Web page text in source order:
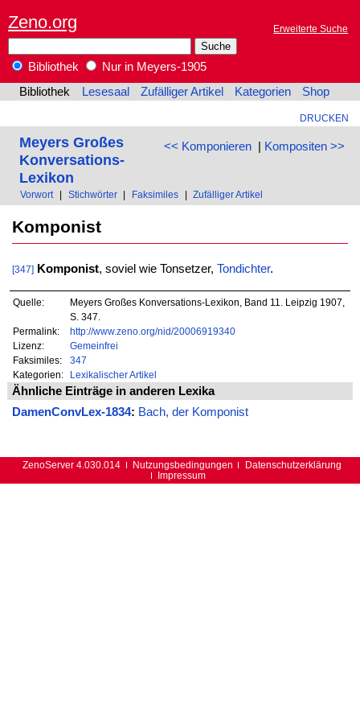
Zeno.org Erweiterte Suche
Bibliothek
Nur in Meyers-1905
Bibliothek
Lesesaal Zufälliger Artikel Kategorien Shop
DRUCKEN
<< Komponieren| Kompositen >>
Meyers Großes
Konversations-
Lexikon
Vorwort Stichwörter Faksimiles Zufälliger Artikel
Komponist
[347] Komponist, soviel wie Tonsetzer, Tondichter.
Quelle:
Meyers Großes Konversations-Lexikon, Band 11. Leipzig 1907,
S. 347.
Permalink:
http://www.zeno.org/nid/20006919340
Lizenz:
Gemeinfrei
Faksimiles:
347
Kategorien:
Lexikalischer Artikel
Ähnliche Einträge in anderen Lexika
DamenConvLex-1834: Bach, der Komponist
ZenoServer 4.030.014 Nutzungsbedingungen
Datenschutzerklärung
Impressum